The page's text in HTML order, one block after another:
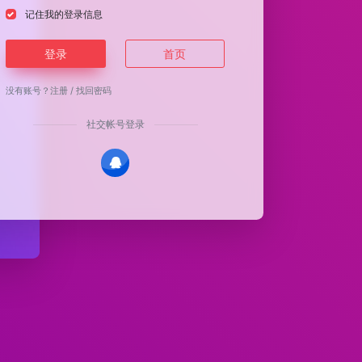
记住我的登录信息
登录 首页
没有账号？注册 /找回密码
社交帐号登录